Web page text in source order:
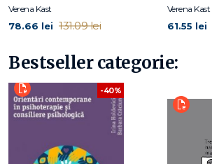
Verena Kast
78.66 lei 131.09 lei
Verena Kast
61.55 lei
Bestseller categorie:
-40%